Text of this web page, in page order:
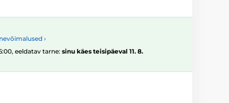
›
eeldatav tarne: sinu käes teisipäeval 11. 8.